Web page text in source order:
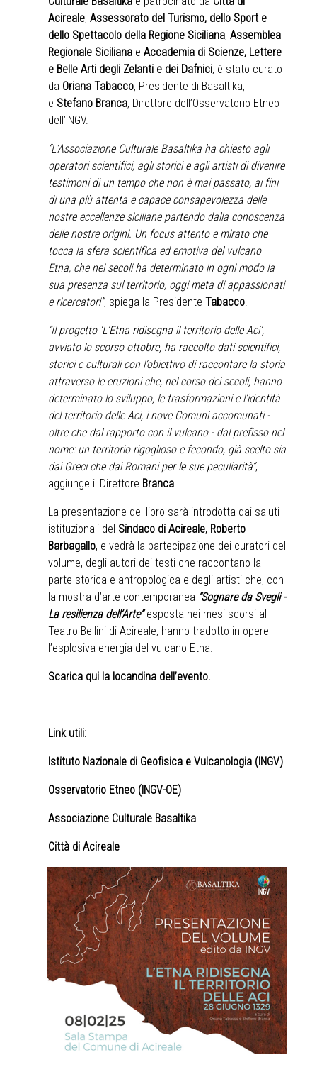
Acireale, Assessorato del Turismo, dello Sport e
dello Spettacolo della Regione Siciliana, Assemblea
Regionale Siciliana e Accademia di Scienze, Lettere
e Belle Arti degli Zelanti e dei Dafnici, è stato curato
da Oriana Tabacco, Presidente di Basaltika,
e Stefano Branca, Direttore dell’Osservatorio Etneo
dell’INGV.
“L’Associazione Culturale Basaltika ha chiesto agli
operatori scientifici, agli storici e agli artisti di divenire
testimoni di un tempo che non è mai passato, ai fini
di una più attenta e capace consapevolezza delle
nostre eccellenze siciliane partendo dalla conoscenza
delle nostre origini. Un focus attento e mirato che
tocca la sfera scientifica ed emotiva del vulcano
Etna, che nei secoli ha determinato in ogni modo la
sua presenza sul territorio, oggi meta di appassionati
e ricercatori”, spiega la Presidente Tabacco.
“Il progetto ‘L’Etna ridisegna il territorio delle Aci’,
avviato lo scorso ottobre, ha raccolto dati scientifici,
storici e culturali con l’obiettivo di raccontare la storia
attraverso le eruzioni che, nel corso dei secoli, hanno
determinato lo sviluppo, le trasformazioni e l’identità
del territorio delle Aci, i nove Comuni accomunati -
oltre che dal rapporto con il vulcano - dal prefisso nel
nome: un territorio rigoglioso e fecondo, già scelto sia
dai Greci che dai Romani per le sue peculiarità”,
aggiunge il Direttore Branca.
La presentazione del libro sarà introdotta dai saluti
istituzionali del Sindaco di Acireale, Roberto
Barbagallo, e vedrà la partecipazione dei curatori del
volume, degli autori dei testi che raccontano la
parte storica e antropologica e degli artisti che, con
la mostra d’arte contemporanea “Sognare da Svegli -
La resilienza dell’Arte”esposta nei mesi scorsi al
Teatro Bellini di Acireale, hanno tradotto in opere
l’esplosiva energia del vulcano Etna.
Scarica qui la locandina dell’evento.
Link utili:
Istituto Nazionale di Geofisica e Vulcanologia (INGV)
Osservatorio Etneo (INGV-OE)
Associazione Culturale Basaltika
Città di Acireale